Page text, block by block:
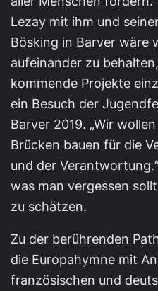
Lezay mit ihm und
Bösking in Barver wäre
aufeinander zu
kommende Projekte
ein Besuch der
Barver 2019. „Wir
Brücken bauen für die
und der
was man vergessen
zu schätzen.
Zu der berührenden
die Europahymne mit
französischen und